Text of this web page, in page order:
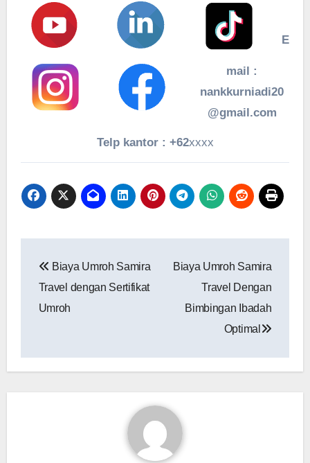
E
mail :
nankkurniadi20
@gmail.com
Telp kantor : +62xxxx
pos
Biaya Umroh Samira
Travel dengan Sertifikat
Umroh
Biaya Umroh Samira
Travel Dengan
Bimbingan Ibadah
Optimal